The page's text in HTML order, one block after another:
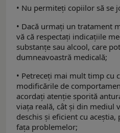
• Nu permiteți copiilor să se
• Dacă urmați un tratament
vă că respectați indicațiile
substanțe sau alcool, care
dumneavoastră medicală;
• Petreceți mai mult timp cu
modificările de
acordați atenție sporită
viața reală, cât și din mediul
deschis și eficient cu
fața problemelor;